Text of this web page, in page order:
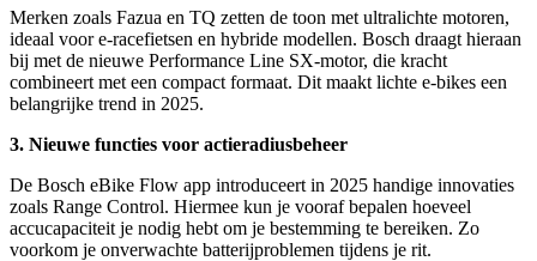
Merken zoals Fazua en TQ zetten de toon met ultralichte motoren,
ideaal voor e-racefietsen en hybride modellen. Bosch draagt hieraan
bij met de nieuwe Performance Line SX-motor, die kracht
combineert met een compact formaat. Dit maakt lichte e-bikes een
belangrijke trend in 2025.
3. Nieuwe functies voor actieradiusbeheer
De Bosch eBike Flow app introduceert in 2025 handige innovaties
zoals Range Control. Hiermee kun je vooraf bepalen hoeveel
accucapaciteit je nodig hebt om je bestemming te bereiken. Zo
voorkom je onverwachte batterijproblemen tijdens je rit.